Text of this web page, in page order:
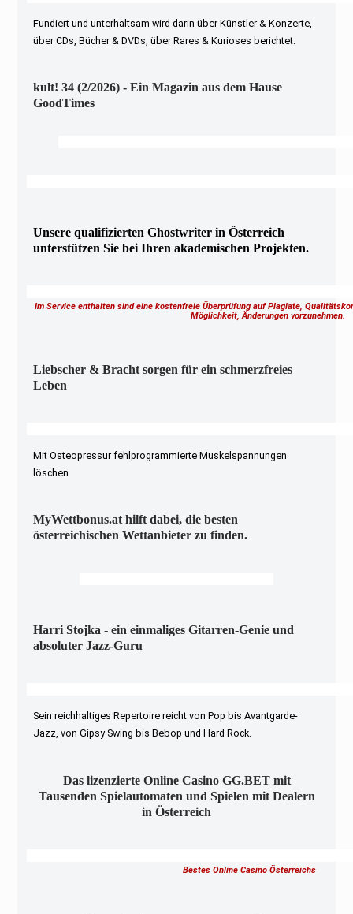
Fundiert und unterhaltsam wird darin über Künstler & Konzerte,
über CDs, Bücher & DVDs, über Rares & Kurioses berichtet.
kult! 34 (2/2026) - Ein Magazin aus dem Hause
GoodTimes
Unsere qualifizierten Ghostwriter in Österreich
unterstützen Sie bei Ihren akademischen Projekten.
Im Service enthalten sind eine kostenfreie Überprüfung auf Plagiate,
Möglichkeit, Änderungen vorzunehmen.
Liebscher & Bracht sorgen für ein schmerzfreies
Leben
Mit Osteopressur fehlprogrammierte Muskelspannungen
löschen
MyWettbonus.at hilft dabei, die besten
österreichischen Wettanbieter zu finden.
Harri Stojka - ein einmaliges Gitarren-Genie und
absoluter Jazz-Guru
Sein reichhaltiges Repertoire reicht von Pop bis Avantgarde-
Jazz, von Gipsy Swing bis Bebop und Hard Rock.
Das lizenzierte Online Casino GG.BET mit
Tausenden Spielautomaten und Spielen mit Dealern
in Österreich
Bestes Online Casino Österreichs